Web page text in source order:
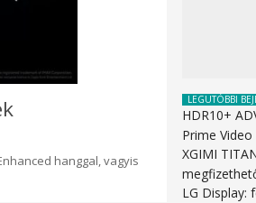
hanggal, vagyis
LEGUTÓBBI
HDR10+
Prime
XGIMI
LG Display: